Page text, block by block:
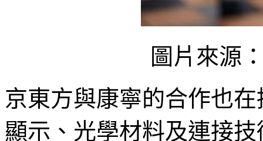
圖片來源
京東方與康寧的合作也
顯示、光學材料及連接